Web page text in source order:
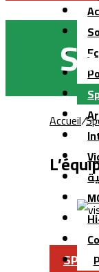
Accueil/